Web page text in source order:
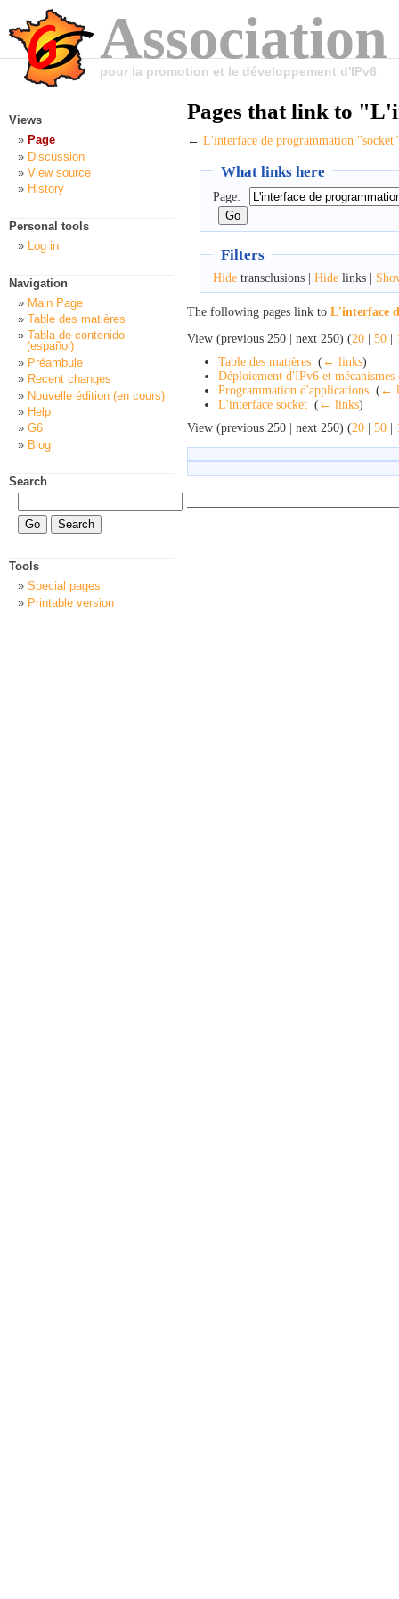
pour la promotion et le développement d'IPv6
Pages that link to
← L'interface de programmation
What links here
Page:
Filters
Hidetransclusions | Hidelinks |
The following pages link to L'interface
View (previous 250 | next 250) (20 | 50 |
Table des matières ( ← links)
Déploiement d'IPv6 et
Programmation d'applications ( ←
L'interface socket ( ← links)
View (previous 250 | next 250) (20 | 50 |
Views
Page
Discussion
View source
History
Personal tools
Log in
Navigation
Main Page
Table des matières
Tabla de contenido
(español)
Préambule
Recent changes
Nouvelle édition (en cours)
Help
G6
Blog
Search
Tools
Special pages
Printable version